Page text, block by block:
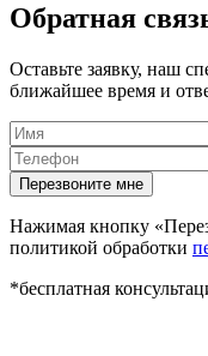
Обратная
Оставьте заявку, наш
ближайшее время и
Перезвоните мне
Нажимая кнопку
политикой обработки
*бесплатная